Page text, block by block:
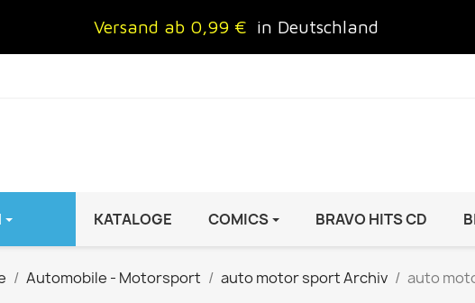
Versand ab 0,99 € in Deutschland
/ KIND FRAUEN AUTO & MOTOR
KATALOGE COMICS BRAVO HITS CD
Automobile - Motorsport auto motor sport Archiv
auto